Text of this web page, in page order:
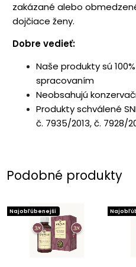
zakázané alebo
dojčiace ženy.
Dobre vedieť:
Naše produkty sú
spracovaním
Neobsahujú
Produkty schválené
č. 7935/2013, č. 7928/
Podobné produkty
Najobľúbenejší